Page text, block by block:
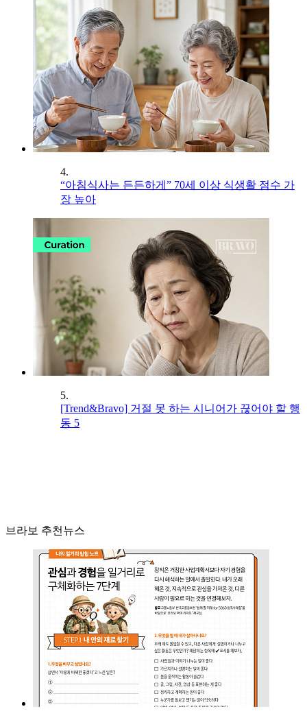
4.
“아침식사는 든든하게” 70세 이상 식생활 점수 가
장 높아
5.
[Trend&Bravo] 거절 못 하는 시니어가 끊어야 할 행
동 5
브라보 추천뉴스